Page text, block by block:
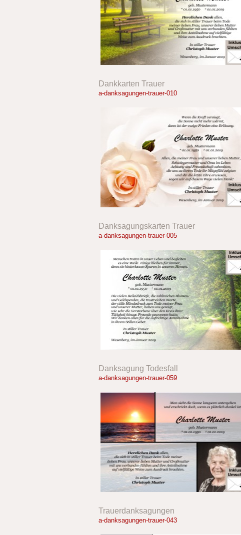
Dankkarten Trauer
a-danksagungen-trauer-010
Danksagungskarten Trauer
a-danksagungen-trauer-005
Danksagung Todesfall
a-danksagungen-trauer-059
Trauerdanksagungen
a-danksagungen-trauer-043